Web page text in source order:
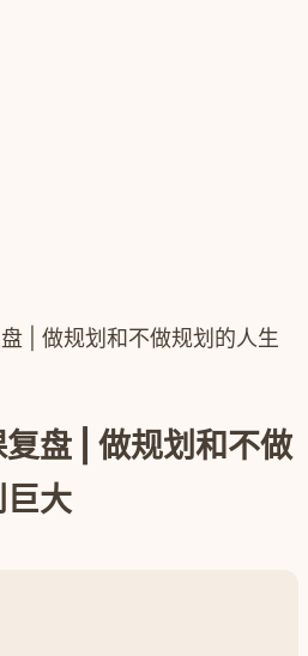
| 做规划和不做规划的人生
盘 | 做规划和不做
大